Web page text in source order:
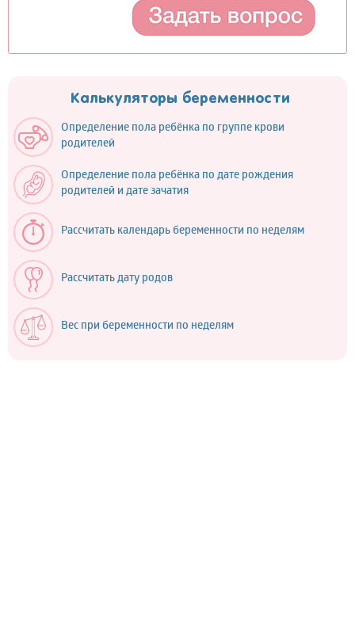
Калькуляторы беременности
Определение пола ребёнка по группе крови
родителей
Определение пола ребёнка по дате рождения
родителей и дате зачатия
Рассчитать календарь беременности по неделям
Рассчитать дату родов
Вес при беременности по неделям